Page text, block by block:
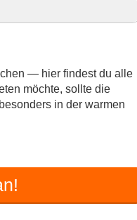
— hier findest du alle
möchte, sollte die
in der warmen